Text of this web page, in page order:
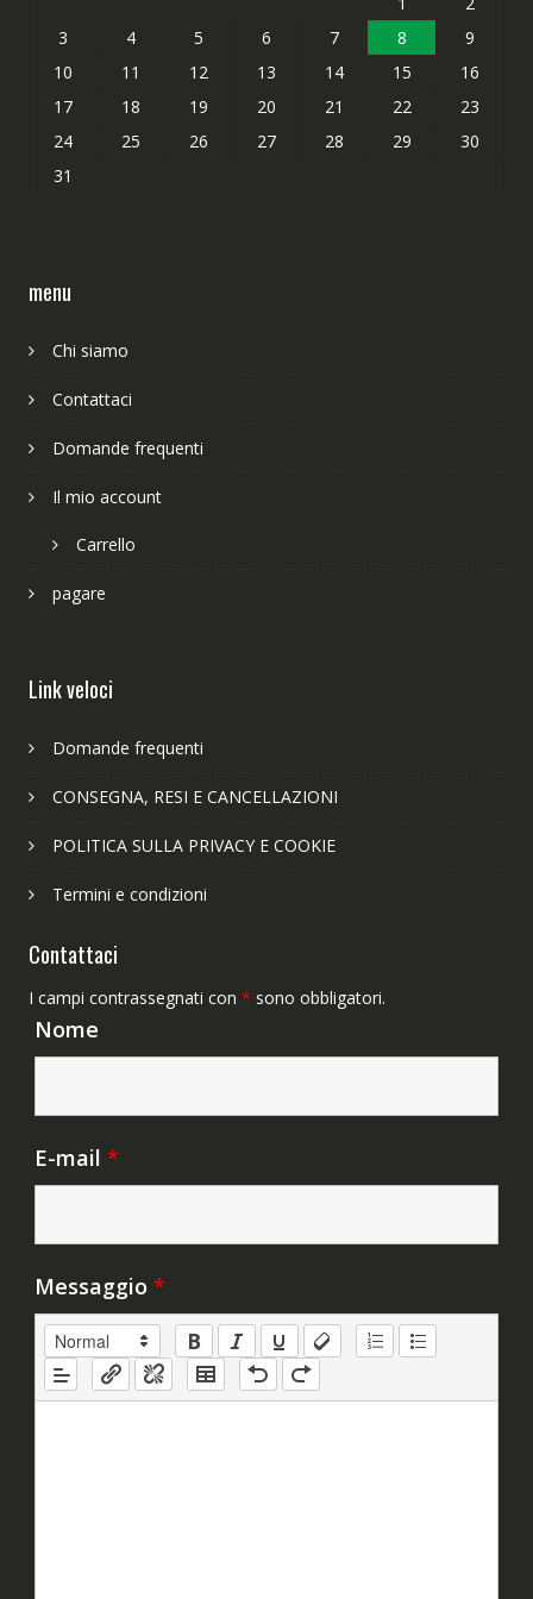
3
4 5 6 7 8
9
10
11 12 13 14 15
16
17
18 19 20 21 22
23
24
25 26 27 28 29
30
31
menu
Chi siamo
Contattaci
Domande frequenti
Il mio account
Carrello
pagare
Link veloci
Domande frequenti
CONSEGNA, RESI E CANCELLAZIONI
POLITICA SULLA PRIVACY E COOKIE
Termini e condizioni
Contattaci
I campi contrassegnati con * sono obbligatori.
Nome
E-mail *
Messaggio *